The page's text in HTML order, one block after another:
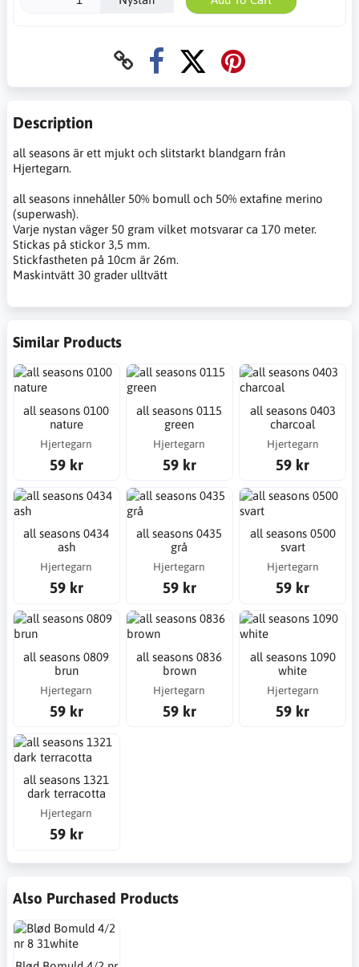
Description
all seasons är ett mjukt och slitstarkt blandgarn från
Hjertegarn.
all seasons innehåller 50% bomull och 50% extafine merino
(superwash).
Varje nystan väger 50 gram vilket motsvarar ca 170 meter.
Stickas på stickor 3,5 mm.
Stickfastheten på 10cm är 26m.
Maskintvätt 30 grader ulltvätt
Similar Products
all seasons 0100
nature
Hjertegarn
59 kr
all seasons 0115
green
Hjertegarn
59 kr
all seasons 0403
charcoal
Hjertegarn
59 kr
all seasons 0434
ash
Hjertegarn
59 kr
all seasons 0435
grå
Hjertegarn
59 kr
all seasons 0500
svart
Hjertegarn
59 kr
all seasons 0809
brun
Hjertegarn
59 kr
all seasons 0836
brown
Hjertegarn
59 kr
all seasons 1090
white
Hjertegarn
59 kr
all seasons 1321
dark terracotta
Hjertegarn
59 kr
Also Purchased Products